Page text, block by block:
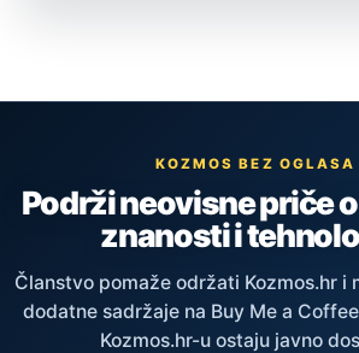
KOZMOS BEZ OGLASA
Podrži neovisne priče
znanosti i
Članstvo pomaže održati Kozmos.hr i
dodatne sadržaje na Buy Me a
Kozmos.hr-u ostaju javno